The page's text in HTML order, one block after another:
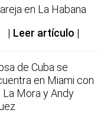
en La Habana
Leer artículo
de Cuba se
en Miami con
La Mora y Andy